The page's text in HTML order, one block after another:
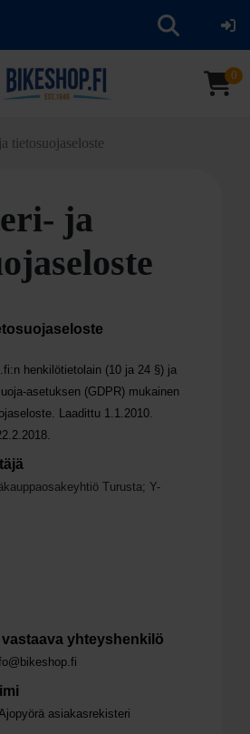
0
tietosuojaseloste
ja
henkilötietolain (10 ja 24 §) ja
asetuksen (GDPR) mukainen
Laadittu 1.1.2010.
Turusta; Y-
yhteyshenkilö
asiakasrekisteri